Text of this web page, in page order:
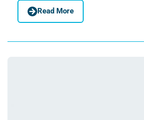
Read More